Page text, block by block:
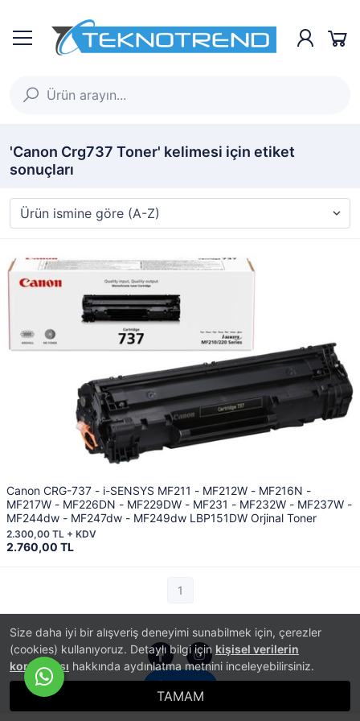
Size daha iyi bir alışveriş deneyimi sunabilmek için, çerezler
(cookies) kullanıyoruz. Detaylı bilgi için kişisel verilerin
korunması hakkında aydınlatma metnini inceleyebilirsiniz.
TAMAM
'Canon Crg737 Toner' kelimesi için etiket
sonuçları
Canon CRG-737 - i-SENSYS MF211 - MF212W - MF216N -
MF217W - MF226DN - MF229DW - MF231 - MF232W - MF237W -
MF244dw - MF247dw - MF249dw LBP151DW Orjinal Toner
2.760,00 TL
2.300,00 TL + KDV
1
İletişim
PlatinMarket E-Ticaret Sistemi